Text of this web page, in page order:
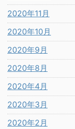
2020年11月
2020年10月
2020年9月
2020年8月
2020年4月
2020年3月
2020年2月